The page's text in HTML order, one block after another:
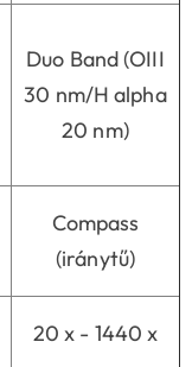
Duo Band (OIII
30 nm/H alpha
20 nm)
Compass
(iránytű)
20 x - 1440 x